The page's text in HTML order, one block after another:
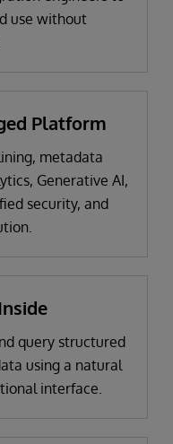
use without
Platform
metadata
Generative AI,
security, and
query structured
using a natural
interface.